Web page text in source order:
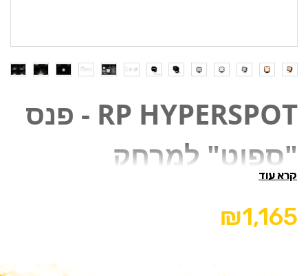
RP HYPERSPOT - פנס
"ספוט" למרחק
בוואקום שתוכננה והונדסה במיוחד כדי לספק אור למרחק
קרא עוד
₪1,165